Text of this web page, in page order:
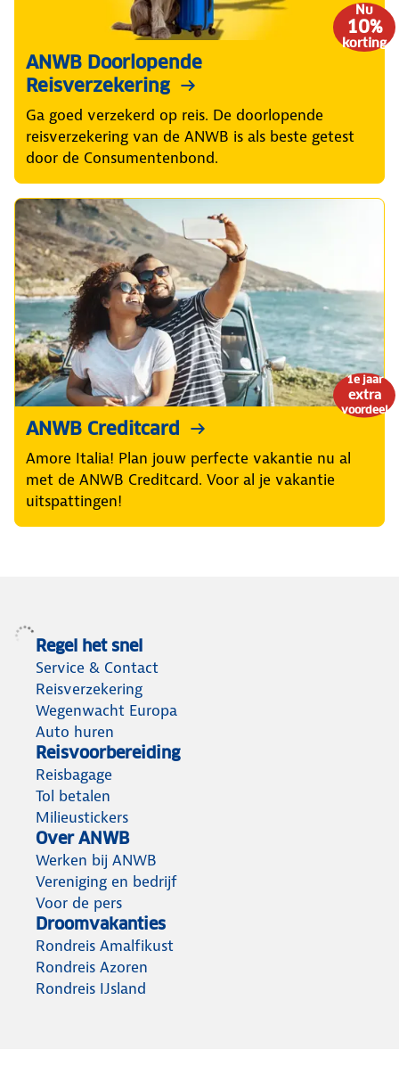
Nu
10%
korting
ANWB Doorlopende
Reisverzekering
Ga goed verzekerd op reis. De doorlopende
reisverzekering van de ANWB is als beste getest
door de Consumentenbond.
1e jaar
extra
voordeel
ANWB Creditcard
Amore Italia! Plan jouw perfecte vakantie nu al
met de ANWB Creditcard. Voor al je vakantie
uitspattingen!
Regel het snel
Service & Contact
Reisverzekering
Wegenwacht Europa
Auto huren
Reisvoorbereiding
Reisbagage
Tol betalen
Milieustickers
Over ANWB
Werken bij ANWB
Vereniging en bedrijf
Voor de pers
Droomvakanties
Rondreis Amalfikust
Rondreis Azoren
Rondreis IJsland